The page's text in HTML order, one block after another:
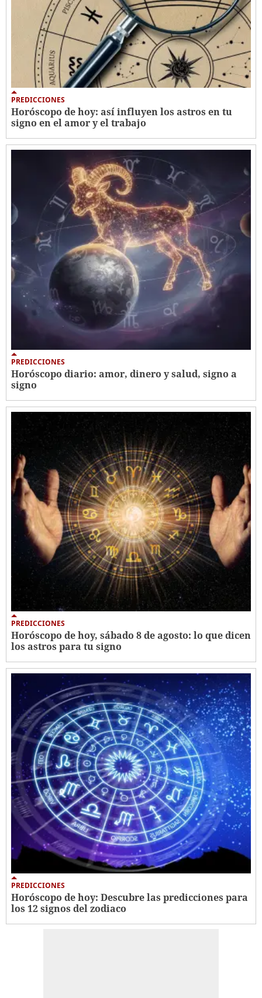
PREDICCIONES
Horóscopo de hoy: así influyen los astros en tu
signo en el amor y el trabajo
PREDICCIONES
Horóscopo diario: amor, dinero y salud, signo a
signo
PREDICCIONES
Horóscopo de hoy, sábado 8 de agosto: lo que dicen
los astros para tu signo
PREDICCIONES
Horóscopo de hoy: Descubre las predicciones para
los 12 signos del zodiaco